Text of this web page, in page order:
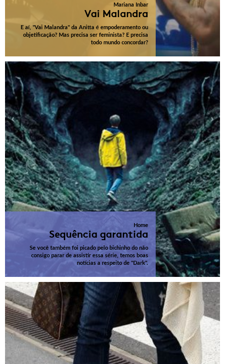
Mariana Inbar
Vai Malandra
E aí, "Vai Malandra" da Anitta é empoderamento ou
objetificação? Mas precisa ser feminista? E precisa
todo mundo concordar?
Home
Sequência garantida
Se você também foi picado pelo bichinho do não
consigo parar de assistir essa série, temos boas
notícias a respeito de "Dark".